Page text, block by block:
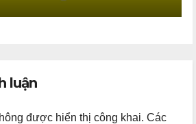
luận
được hiển thị công khai. Các